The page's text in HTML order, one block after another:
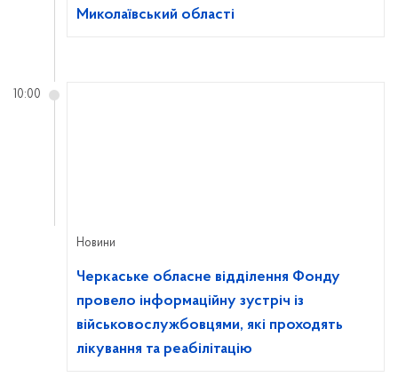
Миколаївський області
Новини
Черкаське обласне відділення Фонду
провело інформаційну зустріч із
військовослужбовцями, які проходять
лікування та реабілітацію
10:00